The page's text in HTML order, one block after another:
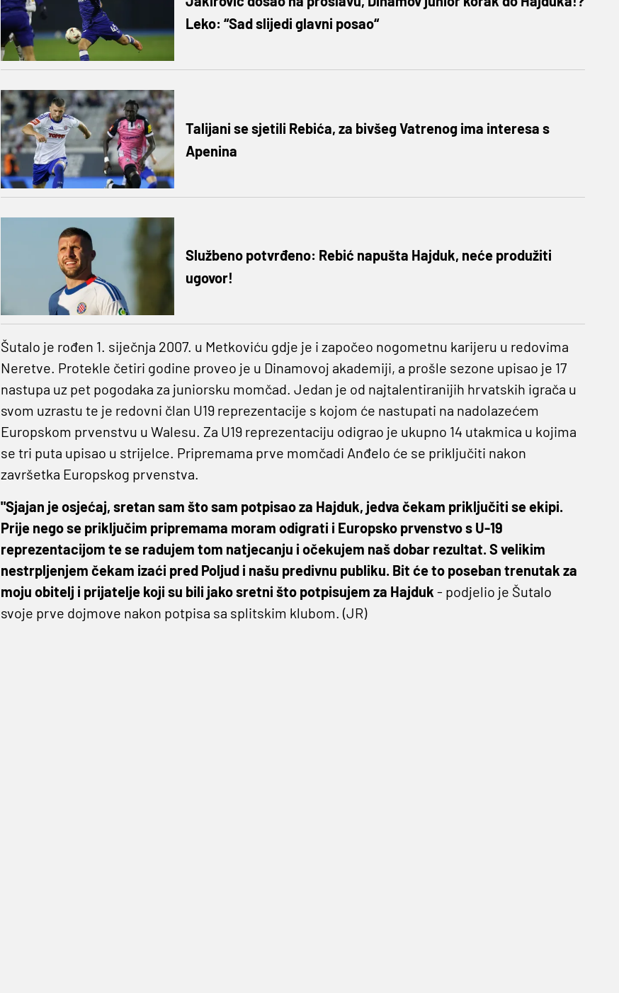
Leko: “Sad slijedi glavni posao“
Talijani se sjetili Rebića, za bivšeg Vatrenog ima interesa s
Apenina
Službeno potvrđeno: Rebić napušta Hajduk, neće produžiti
ugovor!
Šutalo je rođen 1. siječnja 2007. u Metkoviću gdje je i započeo nogometnu karijeru u redovima
Neretve. Protekle četiri godine proveo je u Dinamovoj akademiji, a prošle sezone upisao je 17
nastupa uz pet pogodaka za juniorsku momčad. Jedan je od najtalentiranijih hrvatskih igrača u
svom uzrastu te je redovni član U19 reprezentacije s kojom će nastupati na nadolazećem
Europskom prvenstvu u Walesu. Za U19 reprezentaciju odigrao je ukupno 14 utakmica u kojima
se tri puta upisao u strijelce. Pripremama prve momčadi Anđelo će se priključiti nakon
završetka Europskog prvenstva.
"Sjajan je osjećaj, sretan sam što sam potpisao za Hajduk, jedva čekam priključiti se ekipi.
Prije nego se priključim pripremama moram odigrati i Europsko prvenstvo s U-19
reprezentacijom te se radujem tom natjecanju i očekujem naš dobar rezultat. S velikim
nestrpljenjem čekam izaći pred Poljud i našu predivnu publiku. Bit će to poseban trenutak za
moju obitelj i prijatelje koji su bili jako sretni što potpisujem za Hajduk - podjelio je Šutalo
svoje prve dojmove nakon potpisa sa splitskim klubom. (JR)